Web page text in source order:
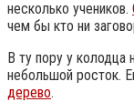
несколько учеников.
чем бы кто ни
В ту пору у колодца
небольшой росток.
дерево.